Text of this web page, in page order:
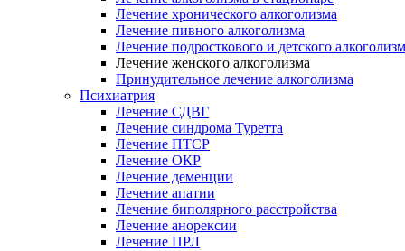
Лечение хронического алкоголизма
Лечение пивного алкоголизма
Лечение подросткового и детского
Лечение женского алкоголизма
Принудительное лечение алкоголизма
Психиатрия
Лечение СДВГ
Лечение синдрома Туретта
Лечение ПТСР
Лечение ОКР
Лечение деменции
Лечение апатии
Лечение биполярного расстройства
Лечение анорексии
Лечение ПРЛ